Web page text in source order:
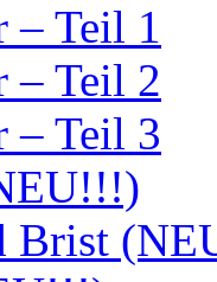
– Teil 1
– Teil 2
– Teil 3
Brist